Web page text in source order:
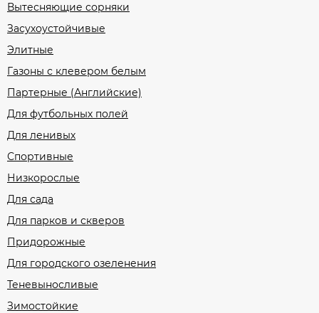
Вытесняющие сорняки
Засухоустойчивые
Элитные
Газоны с клевером белым
Партерные (Английские)
Для футбольных полей
Для ленивых
Спортивные
Низкорослые
Для сада
Для парков и скверов
Придорожные
Для городского озеленения
Теневыносливые
Зимостойкие